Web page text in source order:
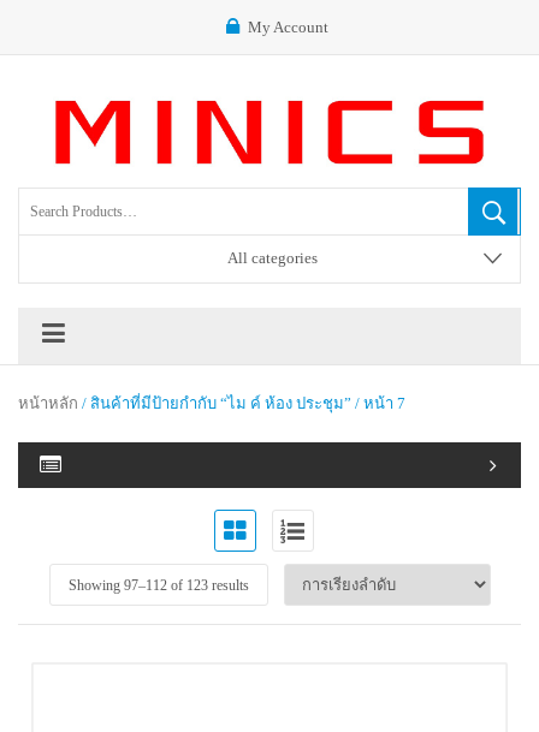
My Account
All categories
หน้าหลัก / สินค้าที่มีป้ายกำกับ “ไม ค์ ห้อง ประชุม” / หน้า 7
Showing 97–112of 123 results